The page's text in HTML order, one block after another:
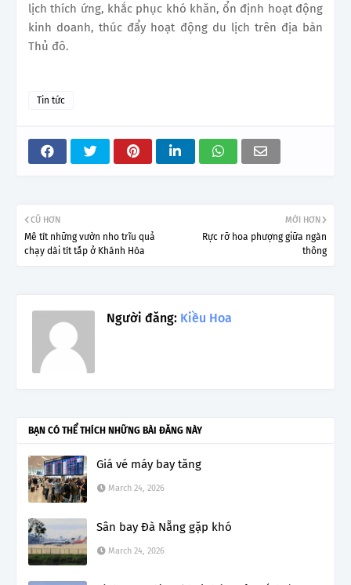
lịch thích ứng, khắc phục khó khăn, ổn định hoạt động
kinh doanh, thúc đẩy hoạt động du lịch trên địa bàn
Thủ đô.
Tin tức
MỚI HƠN
Rực rỡ hoa phượng giữa ngàn
thông
CŨ HƠN
Mê tít những vườn nho trĩu quả
chạy dài tít tắp ở Khánh Hòa
Người đăng: Kiều Hoa
BẠN CÓ THỂ THÍCH NHỮNG BÀI ĐĂNG NÀY
Giá vé máy bay tăng
March 24, 2026
Sân bay Đà Nẵng gặp khó
March 24, 2026